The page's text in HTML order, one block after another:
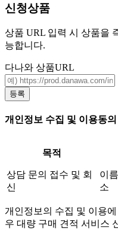
신청상품
상품 URL 입력 시 상품을
능합니다.
다나와 상품URL
등록
개인정보 수집 및 이용동의
목적
상담 문의 접수 및 회
신
이
소
개인정보의 수집 및 이용
우 대량 구매 견적 서비스